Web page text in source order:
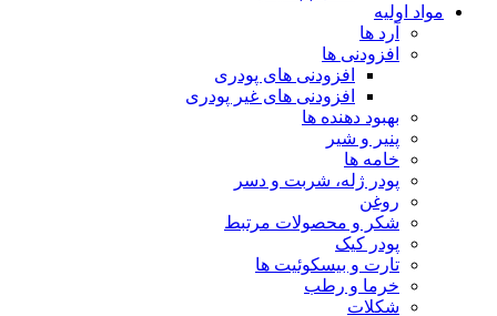
مواد اولیه
آرد ها
افزودنی ها
افزودنی های پودری
افزودنی های غیر پودری
بهبود دهنده ها
پنیر و شیر
خامه ها
پودر ژله، شربت و دسر
روغن
شکر و محصولات مرتبط
پودر کیک
تارت و بیسکوئیت ها
خرما و رطب
شکلات